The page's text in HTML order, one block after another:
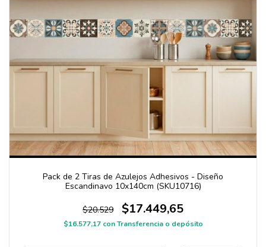
Pack de 2 Tiras de Azulejos Adhesivos - Diseño
Escandinavo 10x140cm (SKU10716)
$20.529 $17.449,65
$16.577,17 con Transferencia o depósito